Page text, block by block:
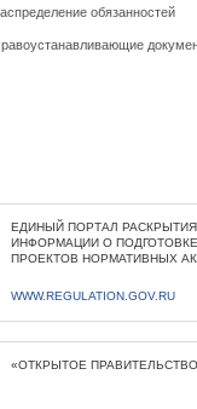
обязанностей
ЕДИНЫЙ ПОРТАЛ РАСКРЫТИЯ
ИНФОРМАЦИИ О ПОДГОТОВКЕ
ПРОЕКТОВ НОРМАТИВНЫХ
WWW.REGULATION.GOV.RU
«ОТКРЫТОЕ